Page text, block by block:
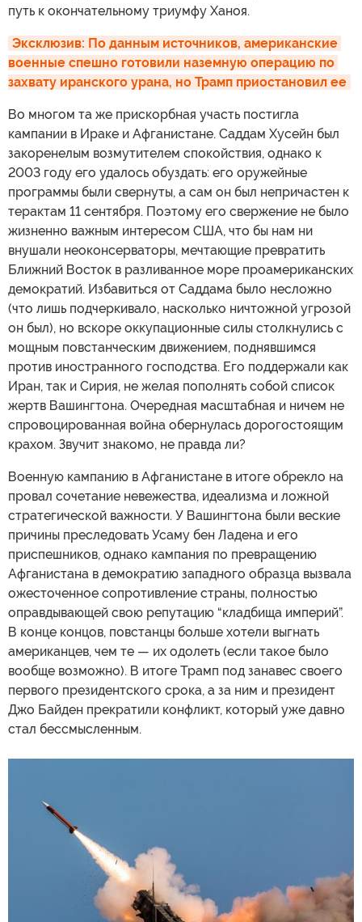
путь к окончательному триумфу Ханоя.
Эксклюзив: По данным источников, американские
военные спешно готовили наземную операцию по
захвату иранского урана, но Трамп приостановил ее
Во многом та же прискорбная участь постигла
кампании в Ираке и Афганистане. Саддам Хусейн был
закоренелым возмутителем спокойствия, однако к
2003 году его удалось обуздать: его оружейные
программы были свернуты, а сам он был непричастен к
терактам 11 сентября. Поэтому его свержение не было
жизненно важным интересом США, что бы нам ни
внушали неоконсерваторы, мечтающие превратить
Ближний Восток в разливанное море проамериканских
демократий. Избавиться от Саддама было несложно
(что лишь подчеркивало, насколько ничтожной угрозой
он был), но вскоре оккупационные силы столкнулись с
мощным повстанческим движением, поднявшимся
против иностранного господства. Его поддержали как
Иран, так и Сирия, не желая пополнять собой список
жертв Вашингтона. Очередная масштабная и ничем не
спровоцированная война обернулась дорогостоящим
крахом. Звучит знакомо, не правда ли?
Военную кампанию в Афганистане в итоге обрекло на
провал сочетание невежества, идеализма и ложной
стратегической важности. У Вашингтона были веские
причины преследовать Усаму бен Ладена и его
приспешников, однако кампания по превращению
Афганистана в демократию западного образца вызвала
ожесточенное сопротивление страны, полностью
оправдывающей свою репутацию “кладбища империй”.
В конце концов, повстанцы больше хотели выгнать
американцев, чем те — их одолеть (если такое было
вообще возможно). В итоге Трамп под занавес своего
первого президентского срока, а за ним и президент
Джо Байден прекратили конфликт, который уже давно
стал бессмысленным.